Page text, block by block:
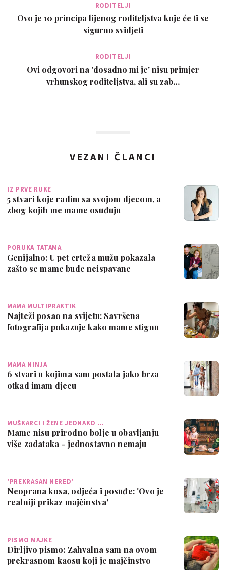
RODITELJI
Ovo je 10 principa lijenog roditeljstva koje će ti se
sigurno svidjeti
RODITELJI
Ovi odgovori na 'dosadno mi je' nisu primjer
vrhunskog roditeljstva, ali su zab…
VEZANI ČLANCI
IZ PRVE RUKE
5 stvari koje radim sa svojom djecom, a
zbog kojih me mame osuđuju
PORUKA TATAMA
Genijalno: U pet crteža mužu pokazala
zašto se mame bude neispavane
MAMA MULTIPRAKTIK
Najteži posao na svijetu: Savršena
fotografija pokazuje kako mame stignu
MAMA NINJA
6 stvari u kojima sam postala jako brza
otkad imam djecu
MUŠKARCI I ŽENE JEDNAKO …
Mame nisu prirodno bolje u obavljanju
više zadataka - jednostavno nemaju
'PREKRASAN NERED'
Neoprana kosa, odjeća i posuđe: 'Ovo je
realniji prikaz majčinstva'
PISMO MAJKE
Dirljivo pismo: Zahvalna sam na ovom
prekrasnom kaosu koji je majčinstvo